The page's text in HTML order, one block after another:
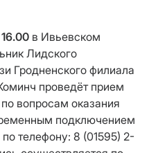
в Ивьевском
Лидского
Гродненского филиала
проведёт прием
вопросам оказания
подключением
телефону: 8 (01595) 2-